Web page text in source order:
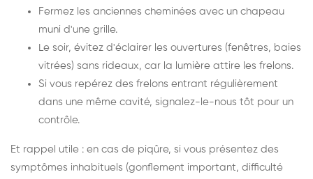
Fermez les anciennes cheminées avec un chapeau
muni d'une grille.
Le soir, évitez d'éclairer les ouvertures (fenêtres, baies
vitrées) sans rideaux, car la lumière attire les frelons.
Si vous repérez des frelons entrant régulièrement
dans une même cavité, signalez-le-nous tôt pour un
contrôle.
Et rappel utile : en cas de piqûre, si vous présentez des
symptômes inhabituels (gonflement important, difficulté